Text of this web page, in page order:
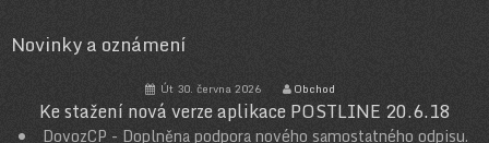
Novinky a oznámení
Út 30. června 2026 Obchod
Ke stažení nová verze aplikace POSTLINE 20.6.18
DovozCP - Doplněna podpora nového samostatného odpisu.